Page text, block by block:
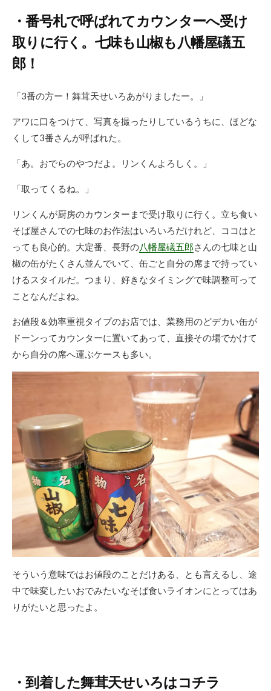
・番号札で呼ばれてカウンターへ受け
取りに行く。七味も山椒も八幡屋礒五
郎！
「3番の方ー！舞茸天せいろあがりましたー。」
アワに口をつけて、写真を撮ったりしているうちに、ほどな
くして3番さんが呼ばれた。
「あ。おでらのやつだよ。リンくんよろしく。」
「取ってくるね。」
リンくんが厨房のカウンターまで受け取りに行く。立ち食い
そば屋さんでの七味のお作法はいろいろだけれど、ココはと
っても良心的。大定番、長野の八幡屋礒五郎さんの七味と山
椒の缶がたくさん並んでいて、缶ごと自分の席まで持ってい
けるスタイルだ。つまり、好きなタイミングで味調整可って
ことなんだよね。
お値段＆効率重視タイプのお店では、業務用のどデカい缶が
ドーンってカウンターに置いてあって、直接その場でかけて
から自分の席へ運ぶケースも多い。
そういう意味ではお値段のことだけある、とも言えるし、途
中で味変したいおでみたいなそば食いライオンにとってはあ
りがたいと思ったよ。
・到着した舞茸天せいろはコチラ